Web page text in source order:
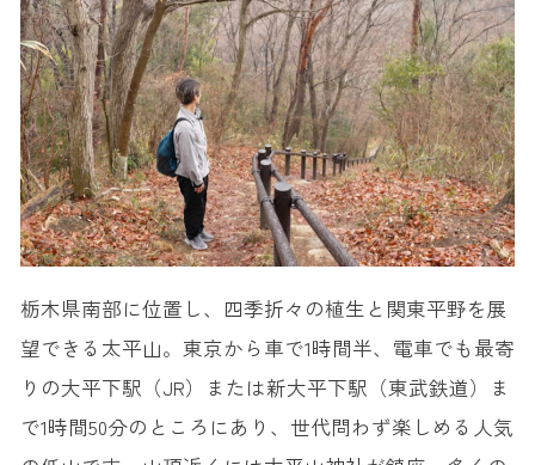
栃木県南部に位置し、四季折々の植生と関東平野を展
望できる太平山。東京から車で1時間半、電車でも最寄
りの大平下駅（JR）または新大平下駅（東武鉄道）ま
で1時間50分のところにあり、世代問わず楽しめる人気